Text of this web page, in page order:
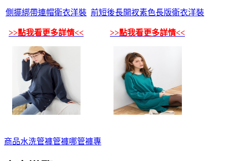
側擺綁帶連帽衛衣洋裝
>>點我看更多詳情<<
前短後長開衩素色長版衛衣洋裝
>>點我看更多詳情<<
商品水洗管褲管褲哪管褲專